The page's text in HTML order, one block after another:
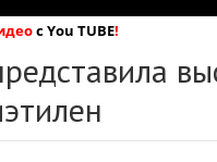
с You TUBE!